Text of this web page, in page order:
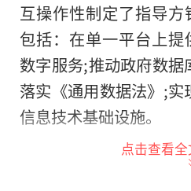
互操作性制定了指导
包括：在单一平台上
数字服务;推动政府数
落实《通用数据法》;
信息技术基础设施。
巴西参议院批准
点击查看